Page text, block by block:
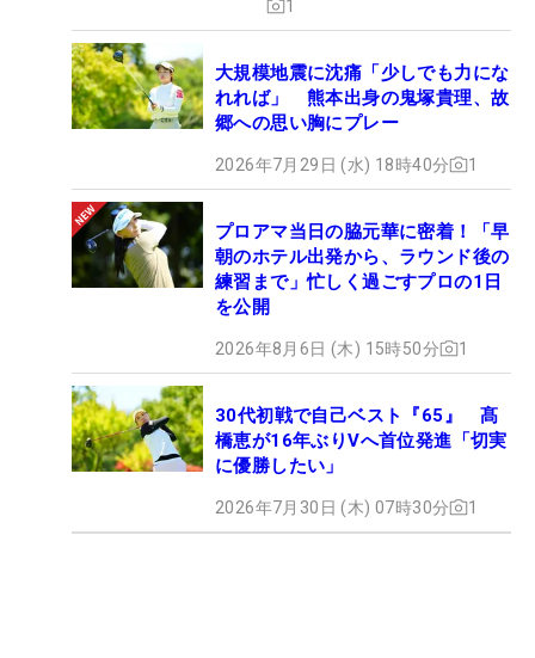
1
大規模地震に沈痛「少しでも力にな
れれば」 熊本出身の鬼塚貴理、故
郷への思い胸にプレー
2026年7月29日 (水) 18時40分 1
プロアマ当日の脇元華に密着！「早
朝のホテル出発から、ラウンド後の
練習まで」忙しく過ごすプロの1日
を公開
2026年8月6日 (木) 15時50分 1
30代初戦で自己ベスト『65』 髙
橋恵が16年ぶりVへ首位発進「切実
に優勝したい」
2026年7月30日 (木) 07時30分 1